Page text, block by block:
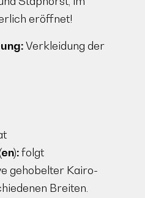
eröffnet!
Verkleidung der
folgt
gehobelter Kairo-
Breiten.